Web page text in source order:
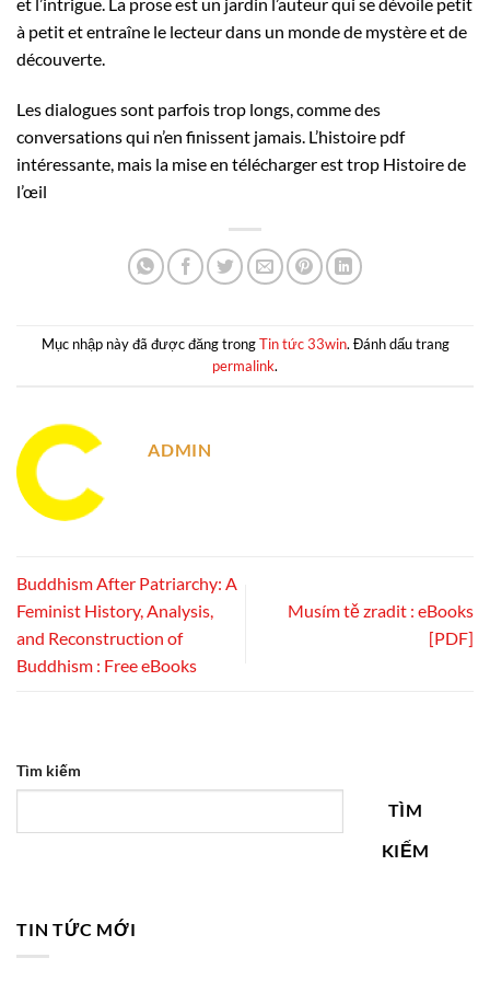
à petit et entraîne le lecteur dans un monde de mystère et de
découverte.
Les dialogues sont parfois trop longs, comme des
conversations qui n’en finissent jamais. L’histoire pdf
intéressante, mais la mise en télécharger est trop Histoire de
l’œil
Mục nhập này đã được đăng trongTin tức 33win. Đánh dấu trang
permalink.
ADMIN
Buddhism After Patriarchy: A
Feminist History, Analysis,
and Reconstruction of
Buddhism : Free eBooks
Musím tě zradit : eBooks
[PDF]
Tìm kiếm
TÌM
KIẾM
TIN TỨC MỚI